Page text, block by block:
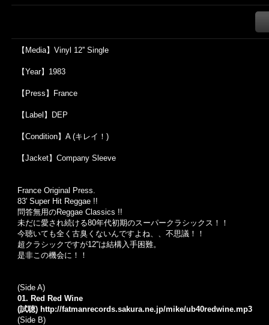
【Media】Vinyl 12'' Single
【Year】1983
【Press】France
【Label】DEP
【Condition】A (キレイ！)
【Jacket】Company Sleeve
France Original Press.
83' Super Hit Reggae !!
問答無用のReggae Classics !!
未だに愛され続ける80年代初期のスーパークラシックス！！
今聴いても全く古臭くないんですよね、、不思議！！
超クラシックですが12''は結構入手困難。
是非この機会に！！
(Side A)
01. Red Red Wine
(試聴) http://fatmanrecords.sakura.ne.jp/mike/ub40redwine.mp3
(Side B)